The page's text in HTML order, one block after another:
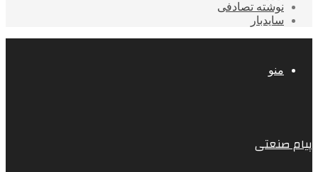
نوشته تصادفی
سایدبار
منو
پیام صنعتی